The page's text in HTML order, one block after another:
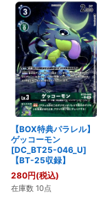
【BOX特典パラレル】
ゲッコーモン
[DC_BT25-046_U]
【BT-25収録】
280円(税込)
在庫数 10点